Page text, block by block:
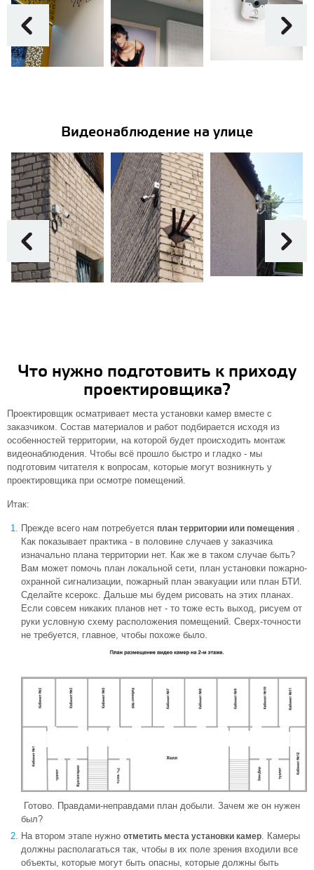
Видеонаблюдение на улице
Что нужно подготовить к приходу
проектировщика?
Проектировщик осматривает места установки камер вместе с
заказчиком. Состав материалов и работ подбирается исходя из
особенностей территории, на которой будет происходить монтаж
видеонаблюдения. Чтобы всё прошло быстро и гладко - мы
подготовим читателя к вопросам, которые могут возникнуть у
проектировщика при осмотре помещений.
Итак:
Прежде всего нам потребуется план территории или помещения .
Как показывает практика - в половине случаев у заказчика
изначально плана территории нет. Как же в таком случае быть?
Вам может помочь план локальной сети, план установки пожарно-
охранной сигнализации, пожарный план эвакуации или план БТИ.
Сделайте ксерокс. Дальше мы будем рисовать на этих планах.
Если совсем никаких планов нет - то тоже есть выход, рисуем от
руки условную схему расположения помещений. Сверх-точности
не требуется, главное, чтобы похоже было.
Готово. Правдами-неправдами план добыли. Зачем же он нужен
был?
На втором этапе нужно отметить места установки камер. Камеры
должны располагаться так, чтобы в их поле зрения входили все
объекты, которые могут быть опасны, которые должны быть